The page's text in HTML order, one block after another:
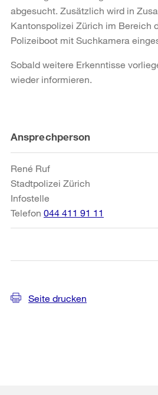
abgesucht. Zusätzlich wird in
Kantonspolizei Zürich im Bereich
Polizeiboot mit Suchkamera
Sobald weitere Erkenntisse
wieder informieren.
Weitere
Informationen
Ansprechperson
René Ruf
Stadtpolizei Zürich
Infostelle
Telefon 044 411 91 11
Seite drucken